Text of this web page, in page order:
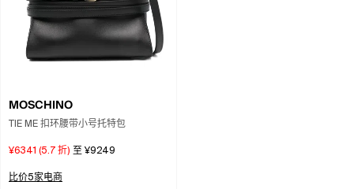
MOSCHINO
TIE ME 扣环腰带小号托特包
¥6341 (5.7 折) 至 ¥9249
比价5家电商